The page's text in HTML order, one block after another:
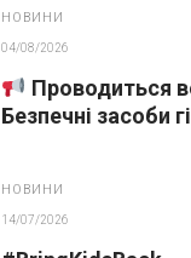
НОВИНИ
04/08/2026
Проводиться
Безпечні засоби
НОВИНИ
14/07/2026